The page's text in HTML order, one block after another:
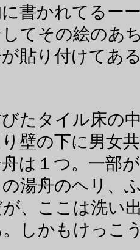
に書かれてるー
てその絵のあ
が貼り付けてあ
たタイル床の
壁の下に男女
は１つ。一部
湯舟のヘリ、
が、ここは洗い
しかもけっこ